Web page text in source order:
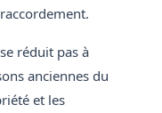
réduit pas à
anciennes du
et les